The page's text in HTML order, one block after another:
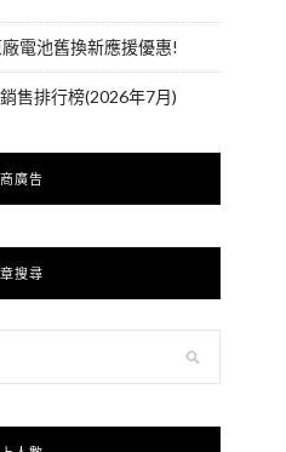
電池舊換新應援優惠!
售排行榜(2026年7月)
廣告
搜尋